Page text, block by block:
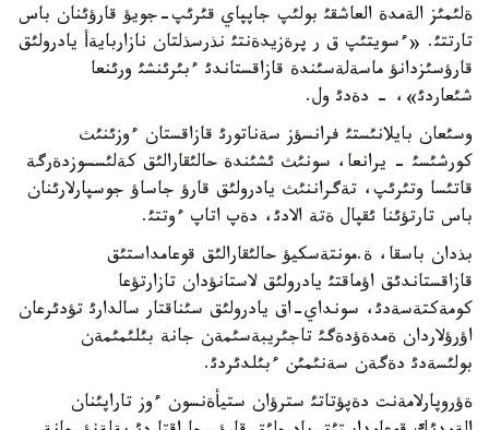
ةلئمئز الةمدة العاشقئ بولئپ جاپپاي قئرئپ-جويؤ قارؤئنان باس
تارتتئ. «ءسويتئپ ق ر پرةزيدةنتئ نذرسذلتان نازاربايةأ يادرولئق
قارؤسئزدانؤ ماسةلةسئندة قازاقستاندئ ءبئرئنشئ ورئنعا
شئعاردئ»، - دةدئ ول.
وسئعان بايلانئستئ فرانسؤز سةناتورئ قازاقستان ءوزئنئث
كورشئسئ - يرانعا، سونئث ئشئندة حالئقارالئق كةلئسسوزدةرگة
قاتئسا وتئرئپ، تةگراننئث يادرولئق قارؤ جاساؤ جوسپارلارئنان
باس تارتؤئنا ئقپال ةتة الادئ، دةپ اتاپ ءوتتئ.
بذدان باسقا، ة.مونتةسكيؤ حالئقارالئق قوعامداستئق
قازاقستاندئق اؤماقتئ يادرولئق لاستانؤدان تازارتؤعا
كومةكتةسةدئ، سونداي-اق يادرولئق سئناقتار سالدارئ تؤدئرعان
اؤرؤلاردان ةمدةؤدةگئ تاجئريبةسئمةن جانة بئلئمئمةن
بولئسةدئ دةگةن سةنئمئن ءبئلدئردئ.
ةؤروپارلامةنت دةپؤتاتئ سترؤان ستيأةنسون ءوز تاراپئنان